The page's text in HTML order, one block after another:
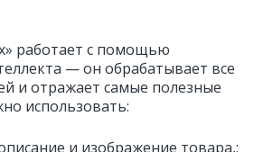
работает с помощью
— он обрабатывает все
и отражает самые полезные
использовать:
и изображение товара,;